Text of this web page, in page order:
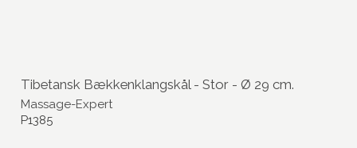
Tibetansk Bækkenklangskål - Stor - Ø 29 cm.
Massage-Expert
P1385